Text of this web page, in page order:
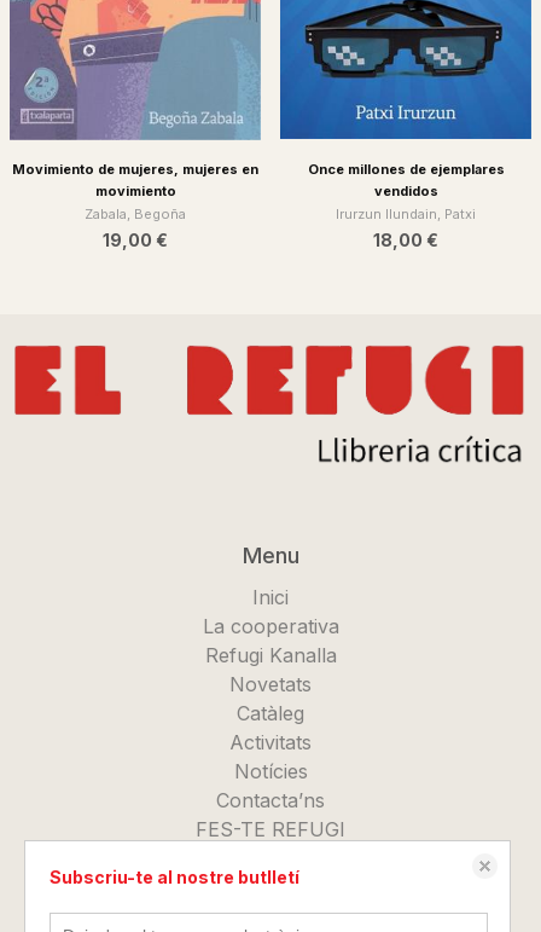
Movimiento de mujeres, mujeres en
movimiento
Zabala, Begoña
19,00 €
Once millones de ejemplares
vendidos
Irurzun Ilundain, Patxi
18,00 €
Menu
Inici
La cooperativa
Refugi Kanalla
Novetats
Catàleg
Activitats
Notícies
Contacta’ns
FES-TE REFUGI
Més informació
Subscriu-te al nostre butlletí